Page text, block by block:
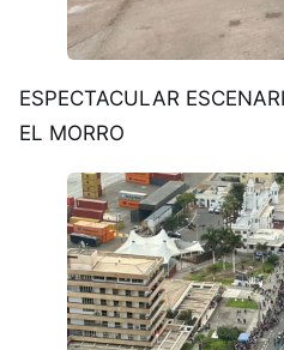
ESPECTACULAR
EL MORRO